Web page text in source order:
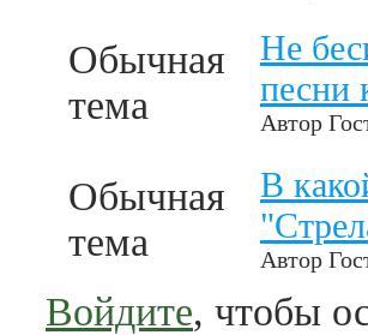
Обычная
тема
Не
песни
Автор
Обычная
тема
В
Автор
Войдите, чтобы